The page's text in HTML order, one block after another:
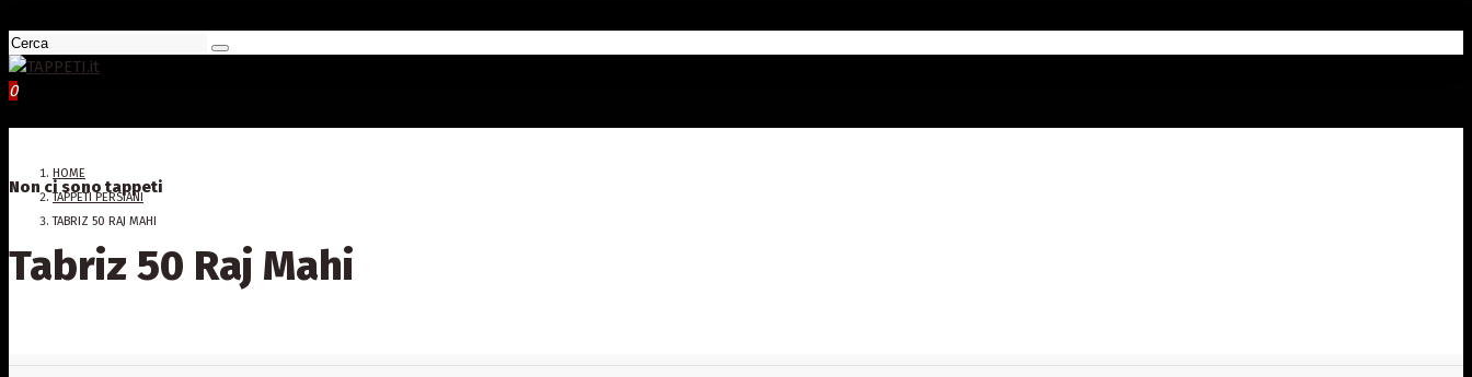
0
HOME
TAPPETI PERSIANI
TABRIZ 50 RAJ MAHI
Non ci sono tappeti
Tabriz 50 Raj Mahi